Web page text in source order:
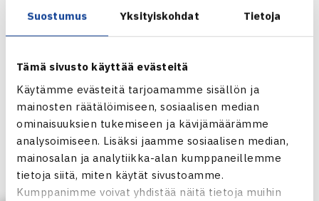
Suostumus Yksityiskohdat Tietoja
Tämä sivusto käyttää evästeitä
Käytämme evästeitä tarjoamamme sisällön ja
mainosten räätälöimiseen, sosiaalisen median
ominaisuuksien tukemiseen ja kävijämäärämme
analysoimiseen. Lisäksi jaamme sosiaalisen median,
mainosalan ja analytiikka-alan kumppaneillemme
tietoja siitä, miten käytät sivustoamme.
Kumppanimme voivat yhdistää näitä tietoja muihin
omaa hyvää peliä koko viikon, kun olin mentaalisesti niin
hyvin läsnä joka pisteessä ottelusta otteluun, tyytyväinen
Ruusuvuori kommentoi.
TULOKSET